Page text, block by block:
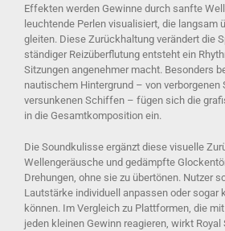
Effekten werden Gewinne durch sanfte
leuchtende Perlen visualisiert, die langsam
gleiten. Diese Zurückhaltung verändert die
ständiger Reizüberflutung entsteht ein
Sitzungen angenehmer macht. Besonders
nautischem Hintergrund – von verborgenen
versunkenen Schiffen – fügen sich die
in die Gesamtkomposition ein.
Die Soundkulisse ergänzt diese visuelle
Wellengeräusche und gedämpfte
Drehungen, ohne sie zu übertönen. Nutzer
Lautstärke individuell anpassen oder sogar
können. Im Vergleich zu Plattformen, die
jeden kleinen Gewinn reagieren, wirkt Royal